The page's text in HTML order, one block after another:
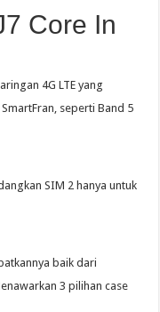
Core In
4G LTE yang
seperti Band 5
SIM 2 hanya untuk
baik dari
3 pilihan case